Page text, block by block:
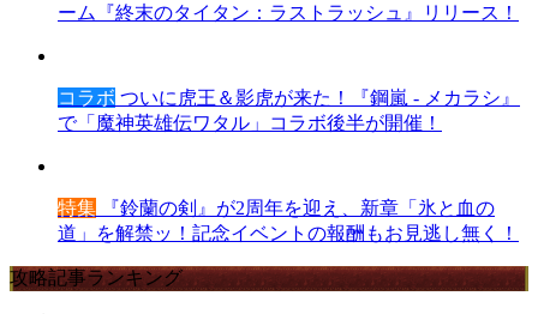
ーム『終末のタイタン：ラストラッシュ』リリース！
コラボ ついに虎王＆影虎が来た！『鋼嵐 - メカラシ』
で「魔神英雄伝ワタル」コラボ後半が開催！
特集 『鈴蘭の剣』が2周年を迎え、新章「氷と血の
道」を解禁ッ！記念イベントの報酬もお見逃し無く！
攻略記事ランキング